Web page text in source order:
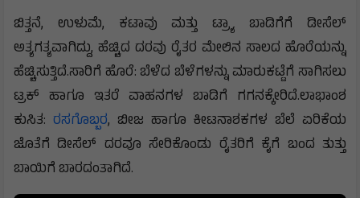
ಬಿತ್ತನೆ, ಉಳುಮೆ, ಕಟಾವು ಮತ್ತು ಟ್ರ‍್ಯಾ ಬಾಡಿಗೆಗೆ ಡೀಸೆಲ್
ಅತ್ಯಗತ್ಯವಾಗಿದ್ದು, ಹೆಚ್ಚಿದ ದರವು ರೈತರ ಮೇಲಿನ ಸಾಲದ ಹೊರೆಯನ್ನು
ಹೆಚ್ಚಿಸುತ್ತಿದೆ.ಸಾರಿಗೆ ಹೊರೆ: ಬೆಳೆದ ಬೆಳೆಗಳನ್ನು ಮಾರುಕಟ್ಟೆಗೆ ಸಾಗಿಸಲು
ಟ್ರಕ್ ಹಾಗೂ ಇತರೆ ವಾಹನಗಳ ಬಾಡಿಗೆ ಗಗನಕ್ಕೇರಿದೆ.ಲಾಭಾಂಶ
ಕುಸಿತ: ರಸಗೊಬ್ಬರ, ಬೀಜ ಹಾಗೂ ಕೀಟನಾಶಕಗಳ ಬೆಲೆ ಏರಿಕೆಯ
ಜೊತೆಗೆ ಡೀಸೆಲ್ ದರವೂ ಸೇರಿಕೊಂಡು ರೈತರಿಗೆ ಕೈಗೆ ಬಂದ ತುತ್ತು
ಬಾಯಿಗೆ ಬಾರದಂತಾಗಿದೆ.